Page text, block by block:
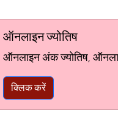
ऑनलाइन ज्योतिष
ऑनलाइन अंक ज्योतिष,
क्लिक करें